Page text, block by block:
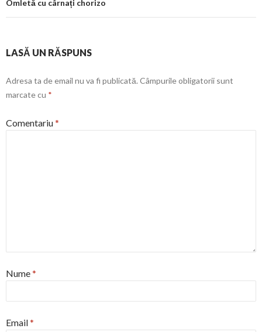
Omletă cu cârnați chorizo
LASĂ UN RĂSPUNS
Adresa ta de email nu va fi publicată. Câmpurile obligatorii sunt
marcate cu *
Comentariu*
Nume*
Email*